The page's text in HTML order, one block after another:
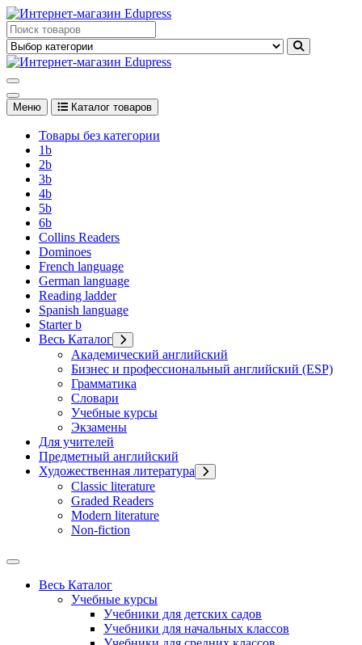
Перейти
к
содержимому
Edupress Uzbekistan, Edupress Узбекистан, книги, учебники на
английском языке
английском языке
Меню Каталог товаров
Товары без категории
1b
2b
3b
4b
5b
6b
Collins Readers
Dominoes
French language
German language
Reading ladder
Spanish language
Starter b
Весь Каталог
Академический английский
Бизнес и профессиональный английский (ESP)
Грамматика
Словари
Учебные курсы
Экзамены
Для учителей
Предметный английский
Художественная литература
Classic literature
Graded Readers
Modern literature
Non-fiction
Весь Каталог
Учебные курсы
Учебники для детских садов
Учебники для начальных классов